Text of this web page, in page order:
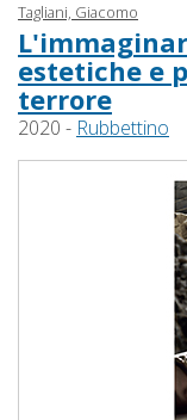
Tagliani, Giacomo
estetiche e
terrore
2020 - Rubbettino